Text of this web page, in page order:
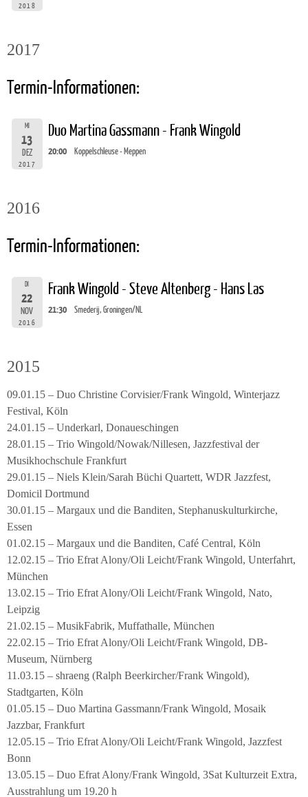
2018
2017
Termin-Informationen:
MI
13
DEZ
2017
Duo Martina Gassmann - Frank Wingold
20:00 Koppelschleuse - Meppen
2016
Termin-Informationen:
DI
22
NOV
2016
Frank Wingold - Steve Altenberg - Hans Las
21:30 Smederij, Groningen/NL
2015
09.01.15 – Duo Christine Corvisier/Frank Wingold, Winterjazz
Festival, Köln
24.01.15 – Underkarl, Donaueschingen
28.01.15 – Trio Wingold/Nowak/Nillesen, Jazzfestival der
Musikhochschule Frankfurt
29.01.15 – Niels Klein/Sarah Büchi Quartett, WDR Jazzfest,
Domicil Dortmund
30.01.15 – Margaux und die Banditen, Stephanuskulturkirche,
Essen
01.02.15 – Margaux und die Banditen, Café Central, Köln
12.02.15 – Trio Efrat Alony/Oli Leicht/Frank Wingold, Unterfahrt,
München
13.02.15 – Trio Efrat Alony/Oli Leicht/Frank Wingold, Nato,
Leipzig
21.02.15 – MusikFabrik, Muffathalle, München
22.02.15 – Trio Efrat Alony/Oli Leicht/Frank Wingold, DB-
Museum, Nürnberg
11.03.15 – shraeng (Ralph Beerkircher/Frank Wingold),
Stadtgarten, Köln
01.05.15 – Duo Martina Gassmann/Frank Wingold, Mosaik
Jazzbar, Frankfurt
12.05.15 – Trio Efrat Alony/Oli Leicht/Frank Wingold, Jazzfest
Bonn
13.05.15 – Duo Efrat Alony/Frank Wingold, 3Sat Kulturzeit Extra,
Ausstrahlung um 19.20 h